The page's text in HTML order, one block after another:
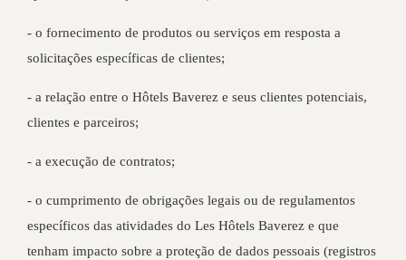
- o fornecimento de produtos ou serviços em resposta a
solicitações específicas de clientes;
- a relação entre o Hôtels Baverez e seus clientes potenciais,
clientes e parceiros;
- a execução de contratos;
- o cumprimento de obrigações legais ou de regulamentos
específicos das atividades do Les Hôtels Baverez e que
tenham impacto sobre a proteção de dados pessoais (registros